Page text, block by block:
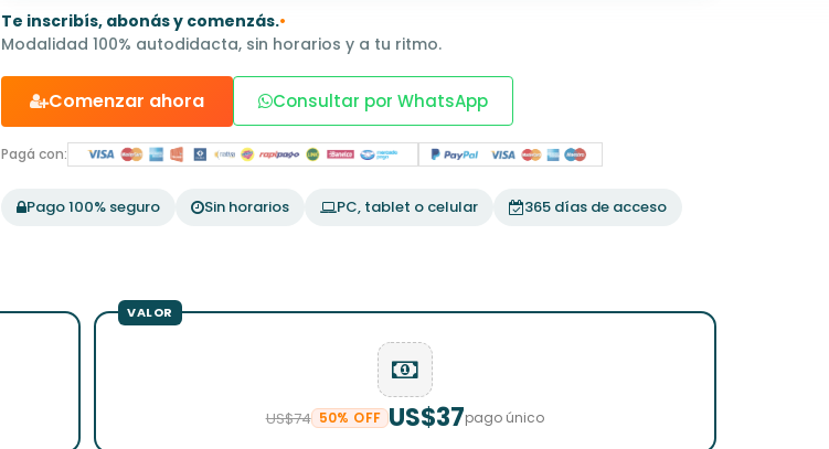
Te inscribís, abonás y comenzás.•
Modalidad 100% autodidacta, sin horarios y a tu ritmo.
Comenzar ahora Consultar por WhatsApp
Pagá con:
Pago 100% seguro Sin horarios PC, tablet o celular 365 días de acceso
US$74 50% OFF US$37pago único